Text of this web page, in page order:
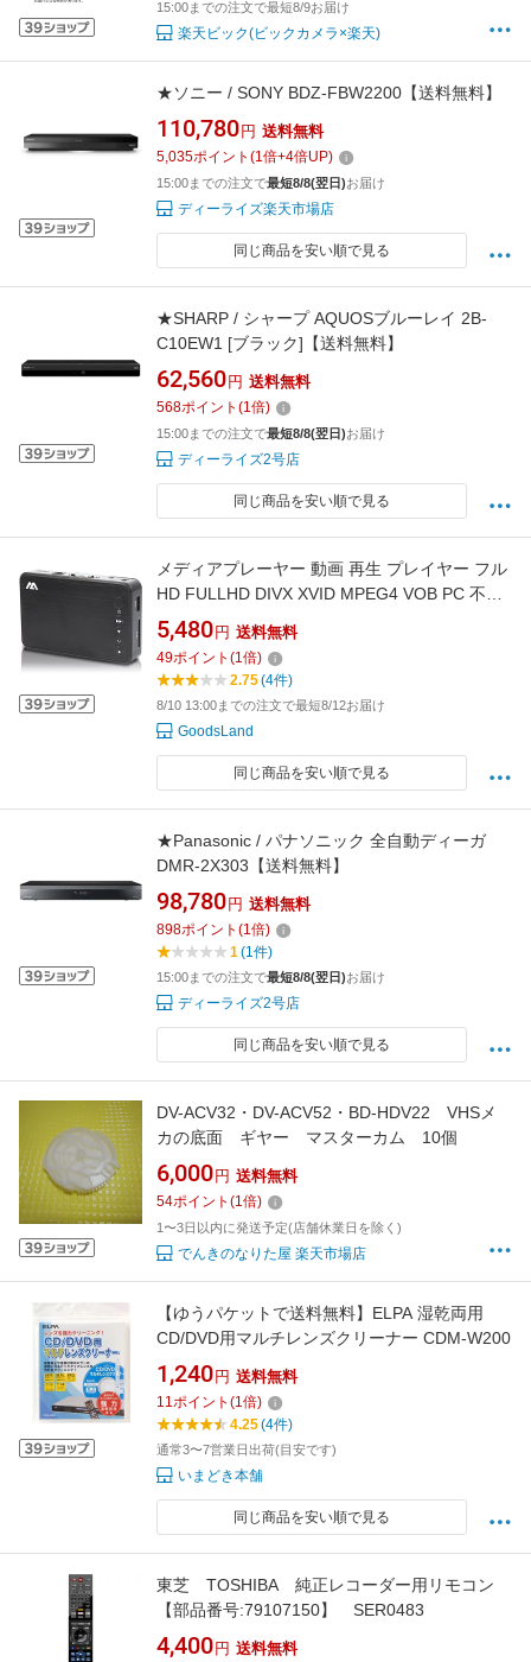
15:00までの注文で最短8/9お届け
楽天ビック(ビックカメラ×楽天)
★ソニー / SONY BDZ-FBW2200【送料無料】
110,780 円 送料無料
5,035ポイント (1倍+4倍UP)
15:00までの注文で最短8/8(翌日)お届け
ディーライズ楽天市場店
同じ商品を安い順で見る
★SHARP / シャープ AQUOSブルーレイ 2B-
C10EW1 [ブラック]【送料無料】
62,560 円 送料無料
568ポイント (1倍)
15:00までの注文で最短8/8(翌日)お届け
ディーライズ2号店
同じ商品を安い順で見る
メディアプレーヤー 動画 再生 プレイヤー フル
HD FULLHD DIVX XVID MPEG4 VOB PC 不要
TV HDMI VGA
5,480 円 送料無料
49ポイント (1倍)
2.75(4件)
8/10 13:00までの注文で最短8/12お届け
GoodsLand
同じ商品を安い順で見る
★Panasonic / パナソニック 全自動ディーガ
DMR-2X303【送料無料】
98,780 円 送料無料
898ポイント (1倍)
1(1件)
15:00までの注文で最短8/8(翌日)お届け
ディーライズ2号店
同じ商品を安い順で見る
DV-ACV32・DV-ACV52・BD-HDV22 VHSメ
カの底面 ギヤー マスターカム 10個
6,000 円 送料無料
54ポイント (1倍)
1〜3日以内に発送予定(店舗休業日を除く)
でんきのなりた屋 楽天市場店
【ゆうパケットで送料無料】ELPA 湿乾両用
CD/DVD用マルチレンズクリーナー CDM-W200
1,240 円 送料無料
11ポイント (1倍)
4.25(4件)
通常3〜7営業日出荷(目安です)
いまどき本舗
同じ商品を安い順で見る
東芝 TOSHIBA 純正レコーダー用リモコン
【部品番号:79107150】 SER0483
4,400 円 送料無料